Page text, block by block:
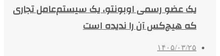
یک عضو رسمی اوبونتو، یک سیستم‌عامل تجاری
که هیچ‌کس آن را ندیده است
۱۴۰۵/۰۳/۲۵